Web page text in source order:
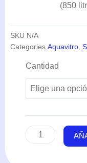
(850
SKU N/A
Categories Aquavitro
Cantidad
Sal
(2,7kg-
15,7-